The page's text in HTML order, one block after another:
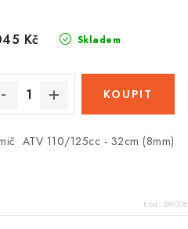
Skladem
Kč
ATV 110/125cc - 32cm (8mm)
Kód: BM008